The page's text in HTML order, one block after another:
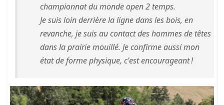
championnat du monde open 2 temps.
Je suis loin derrière la ligne dans les bois, en
revanche, je suis au contact des hommes de têtes
dans la prairie mouillé. Je confirme aussi mon
état de forme physique, c'est encourageant !